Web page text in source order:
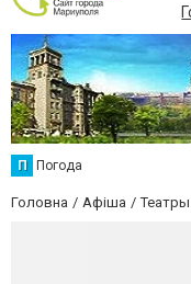
П Погода
Головна Афіша Театры